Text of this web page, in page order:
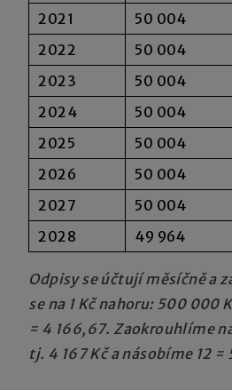
2021
50 004
2022
50 004
2023
50 004
2024
50 004
2025
50 004
2026
50 004
2027
50 004
2028
49 964
Odpisy se účtují měsíčně a
se na 1 Kč nahoru: 500 000
= 4 166,67. Zaokrouhlíme
tj. 4 167 Kč a násobíme 12 =